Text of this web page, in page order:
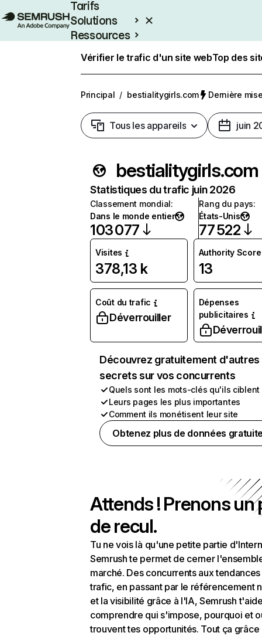
Tarifs
Solutions
Ressources
Vérifier le trafic d'un site webTop des
Principal / bestialitygirls.com Dernière
Tous les appareils juin
bestialitygirls.com
Statistiques du trafic juin 2026
Classement mondial:
Dans le monde entier
103 077
Rang du pays:
États-Unis
77 522
Visites
378,13 k
Authority Score
13
Coût du trafic
Déverrouiller
Dépenses
publicitaires
Découvrez gratuitement d'autres
secrets sur vos concurrents
Quels sont les mots-clés qu'ils ciblent
Leurs pages les plus importantes
Comment ils monétisent leur site
Obtenez plus de données
Attends ! Prenons un
de recul.
Tu ne vois là qu'une petite partie
Semrush te permet de cerner
marché. Des concurrents aux
trafic, en passant par le référencement
et la visibilité grâce à l'IA, Semrush
comprendre qui s'impose, pourquoi et
trouvent tes opportunités. Tout ça grâce